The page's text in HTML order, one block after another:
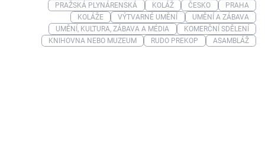
PRAŽSKÁ PLYNÁRENSKÁ
KOLÁŽ ČESKO
PRAHA
KOLÁŽE
VÝTVARNÉ UMĚNÍ
UMĚNÍ A ZÁBAVA
UMĚNÍ, KULTURA, ZÁBAVA A MÉDIA
KOMERČNÍ SDĚLENÍ
KNIHOVNA NEBO MUZEUM
RUDO PREKOP ASAMBLÁŽ